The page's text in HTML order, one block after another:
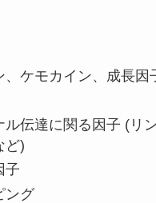
、ケモカイン、成長因
ル伝達に関る因子 (リ
ど)
子
ング